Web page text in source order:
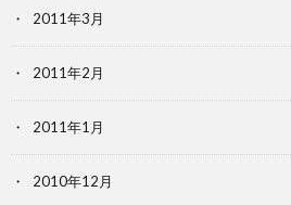
2011年3月
2011年2月
2011年1月
2010年12月